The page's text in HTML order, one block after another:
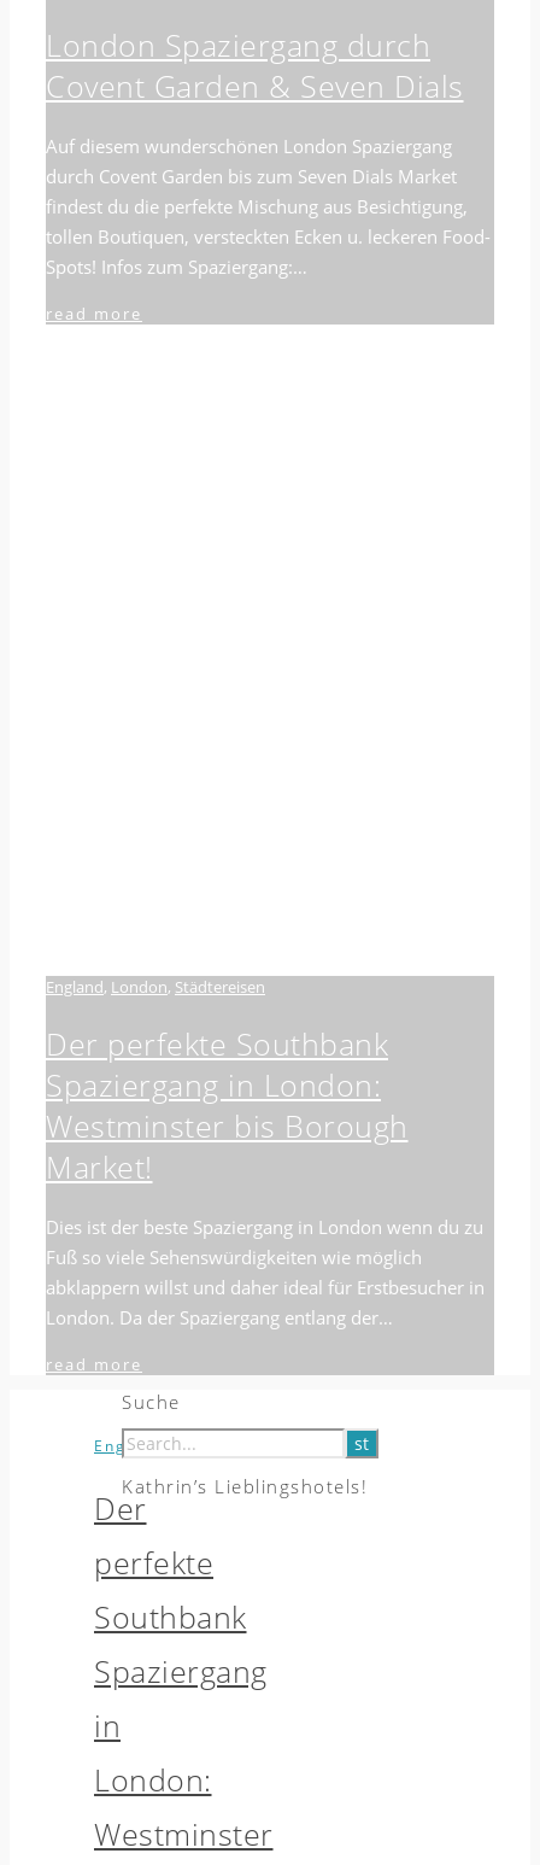
London Spaziergang durch
Covent Garden & Seven Dials
Auf diesem wunderschönen London Spaziergang
durch Covent Garden bis zum Seven Dials Market
findest du die perfekte Mischung aus Besichtigung,
tollen Boutiquen, versteckten Ecken u. leckeren Food-
Spots! Infos zum Spaziergang:…
read more
England, London, Städtereisen
Der perfekte Southbank
Spaziergang in London:
Westminster bis Borough
Market!
Dies ist der beste Spaziergang in London wenn du zu
Fuß so viele Sehenswürdigkeiten wie möglich
abklappern willst und daher ideal für Erstbesucher in
London. Da der Spaziergang entlang der…
read more
England,London Städtereisen
Der
perfekte
Southbank
Spaziergang
in
London:
Westminster
Suche
Kathrin’s Lieblingshotels!